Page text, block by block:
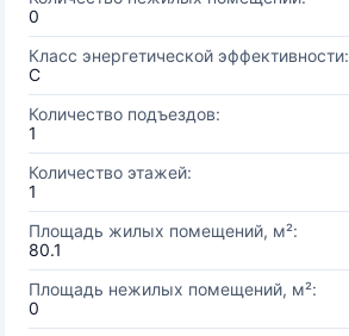
0
Класс энергетической эффективности:
C
Количество подъездов:
1
Количество этажей:
1
Площадь жилых помещений, м²:
80.1
Площадь нежилых помещений, м²:
0